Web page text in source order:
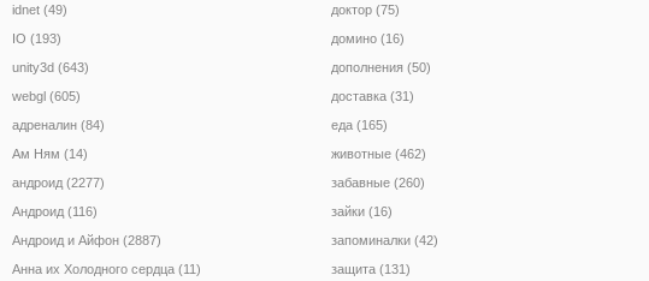
idnet (49)
IO (193)
unity3d (643)
webgl (605)
адреналин (84)
Ам Ням (14)
андроид (2277)
Андроид (116)
Андроид и Айфон (2887)
Анна их Холодного сердца (11)
доктор (75)
домино (16)
дополнения (50)
доставка (31)
еда (165)
животные (462)
забавные (260)
зайки (16)
запоминалки (42)
защита (131)